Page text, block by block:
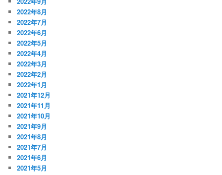
2022年8月
2022年7月
2022年6月
2022年5月
2022年4月
2022年3月
2022年2月
2022年1月
2021年12月
2021年11月
2021年10月
2021年9月
2021年8月
2021年7月
2021年6月
2021年5月